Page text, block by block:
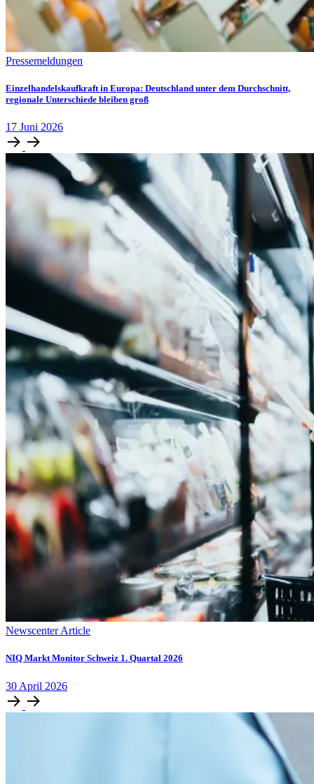
Pressemeldungen
Einzelhandelskaufkraft in Europa: Deutschland unter dem Durchschnitt,
regionale Unterschiede bleiben groß
17 Juni 2026
Newscenter Article
NIQ Markt Monitor Schweiz 1. Quartal 2026
30 April 2026